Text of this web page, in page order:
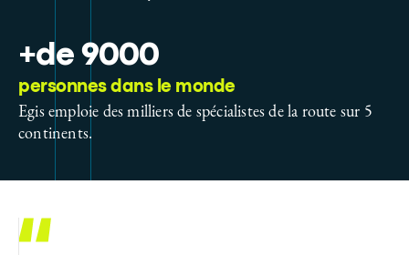
+de 9000
personnes dans le monde
Egis emploie des milliers de spécialistes de la route sur 5
continents.